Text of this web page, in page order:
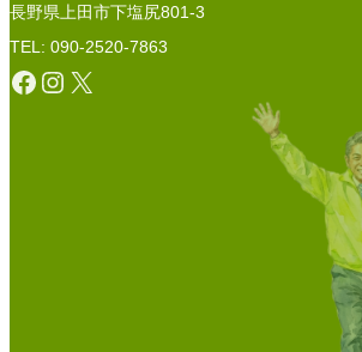
長野県上田市下塩尻801-3
TEL: 090-2520-7863
Facebook Instagram X